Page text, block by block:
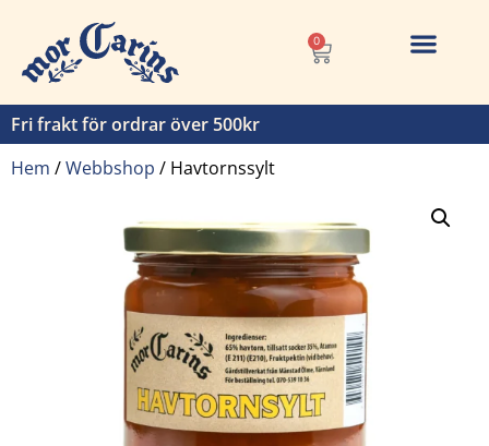
0
Fri frakt för ordrar över 500kr
Hem /Webbshop / Havtornssylt